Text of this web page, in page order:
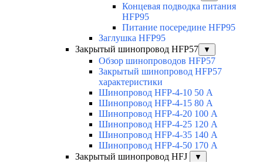
Концевая подводка питания
HFP95
Питание посередине HFP95
Заглушка HFP95
Закрытый шинопровод HFP57
▼
Обзор шинопроводов HFP57
Закрытый шинопровод HFP57
характеристики
Шинопровод HFP-4-10 50 А
Шинопровод HFP-4-15 80 А
Шинопровод HFP-4-20 100 А
Шинопровод HFP-4-25 120 А
Шинопровод HFP-4-35 140 А
Шинопровод HFP-4-50 170 А
Закрытый шинопровод HFJ
▼